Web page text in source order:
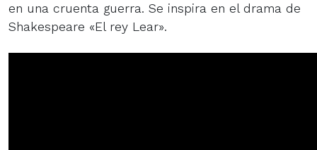
en una cruenta guerra. Se inspira en el drama de
Shakespeare «El rey Lear».